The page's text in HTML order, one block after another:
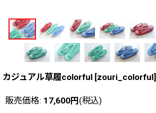
カジュアル草履colorful [zouri_colorful]
販売価格: 17,600円(税込)